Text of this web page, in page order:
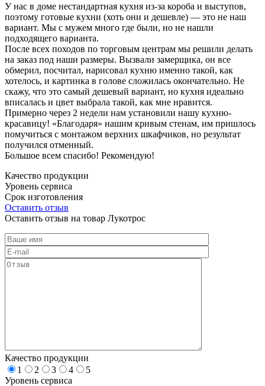
У нас в доме нестандартная кухня из-за короба и выступов,
поэтому готовые кухни (хоть они и дешевле) — это не наш
вариант. Мы с мужем много где были, но не нашли
подходящего варианта.
После всех походов по торговым центрам мы решили делать
на заказ под наши размеры. Вызвали замерщика, он все
обмерил, посчитал, нарисовал кухню именно такой, как
хотелось, и картинка в голове сложилась окончательно. Не
скажу, что это самый дешевый вариант, но кухня идеально
вписалась и цвет выбрала такой, как мне нравится.
Примерно через 2 недели нам установили нашу кухню-
красавицу! «Благодаря» нашим кривым стенам, им пришлось
помучиться с монтажом верхних шкафчиков, но результат
получился отменный.
Большое всем спасибо! Рекомендую!
Качество продукции
Уровень сервиса
Срок изготовления
Оставить отзыв
Оставить отзыв на товар Лукотрос
Качество продукции
1
2 3 4
5
Уровень сервиса